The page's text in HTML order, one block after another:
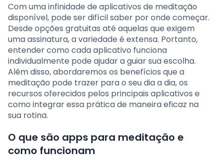
Com uma infinidade de aplicativos de meditação
disponível, pode ser difícil saber por onde começar.
Desde opções gratuitas até aquelas que exigem
uma assinatura, a variedade é extensa. Portanto,
entender como cada aplicativo funciona
individualmente pode ajudar a guiar sua escolha.
Além disso, abordaremos os benefícios que a
meditação pode trazer para o seu dia a dia, os
recursos oferecidos pelos principais aplicativos e
como integrar essa prática de maneira eficaz na
sua rotina.
O que são apps para meditação e
como funcionam